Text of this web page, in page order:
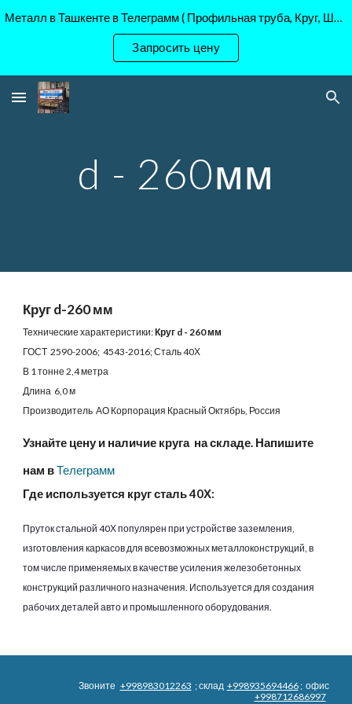
Skip to navigation
Металл в Ташкенте в Телеграмм ( Профильная труба, Круг, Шестигранник Ст45, 40Х, )
Запросить цену
d - 260мм
Круг d-260 мм
Технические характеристики:Круг d - 260 мм
ГОСТ 2590-2006; 4543-2016; Сталь 40Х
В 1 тонне 2,4 метра
Длина 6,0 м
Производитель АО Корпорация Красный Октябрь, Россия
Узнайте цену и наличие круга на складе. Напишите
нам в Телеграмм
Где используется круг сталь 40Х:
Пруток стальной 40Х популярен при устройстве заземления,
изготовления каркасов для всевозможных металлоконструкций, в
том числе применяемых в качестве усиления железобетонных
конструкций различного назначения. Используется для создания
рабочих деталей авто и промышленного оборудования.
Звоните +998983012263 ; склад +998935694466; офис
+998712686997